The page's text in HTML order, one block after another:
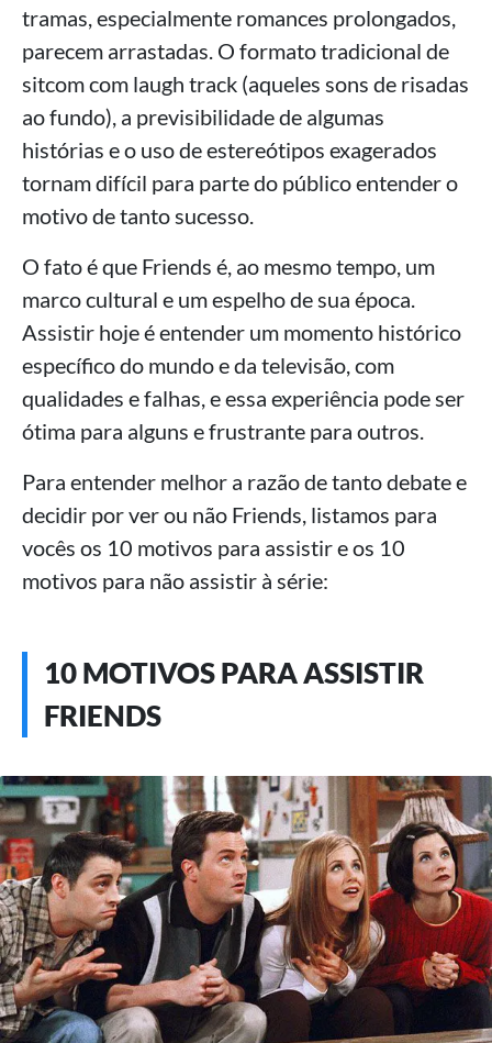
tramas, especialmente romances prolongados,
parecem arrastadas. O formato tradicional de
sitcom com laugh track (aqueles sons de risadas
ao fundo), a previsibilidade de algumas
histórias e o uso de estereótipos exagerados
tornam difícil para parte do público entender o
motivo de tanto sucesso.
O fato é que Friends é, ao mesmo tempo, um
marco cultural e um espelho de sua época.
Assistir hoje é entender um momento histórico
específico do mundo e da televisão, com
qualidades e falhas, e essa experiência pode ser
ótima para alguns e frustrante para outros.
Para entender melhor a razão de tanto debate e
decidir por ver ou não Friends, listamos para
vocês os 10 motivos para assistir e os 10
motivos para não assistir à série:
10 MOTIVOS PARA ASSISTIR
FRIENDS